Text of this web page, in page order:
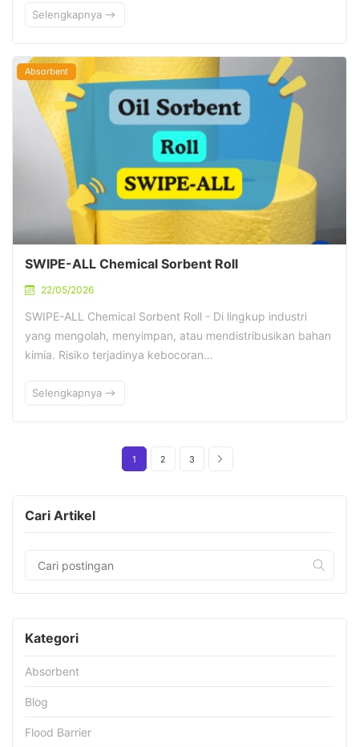
Selengkapnya
Absorbent
SWIPE-ALL Chemical Sorbent Roll
22/05/2026
SWIPE-ALL Chemical Sorbent Roll - Di lingkup industri
yang mengolah, menyimpan, atau mendistribusikan bahan
kimia. Risiko terjadinya kebocoran…
Selengkapnya
1 2 3
Cari Artikel
Kategori
Absorbent
Blog
Flood Barrier